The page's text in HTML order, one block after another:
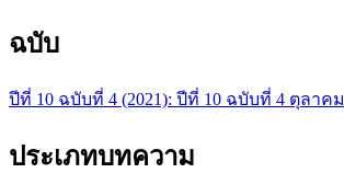
ฉบับ
ปีที่ 10 ฉบับที่ 4 (2021): ปีที่ 10 ฉบับที่ 4 ตุลาค
ประเภทบทความ